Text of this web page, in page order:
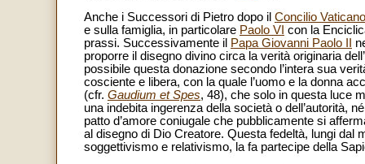
Anche i Successori di Pietro dopo il Concilio
e sulla famiglia, in particolare Paolo VI con la
prassi. Successivamente il Papa Giovanni Paolo II
proporre il disegno divino circa la verità originaria
possibile questa donazione secondo l’intera sua
cosciente e libera, con la quale l’uomo e la donna
(cfr. Gaudium et Spes, 48), che solo in questa luce
una indebita ingerenza della società o dell’autorità,
patto d’amore coniugale che pubblicamente si
al disegno di Dio Creatore. Questa fedeltà, lungi dal
soggettivismo e relativismo, la fa partecipe della